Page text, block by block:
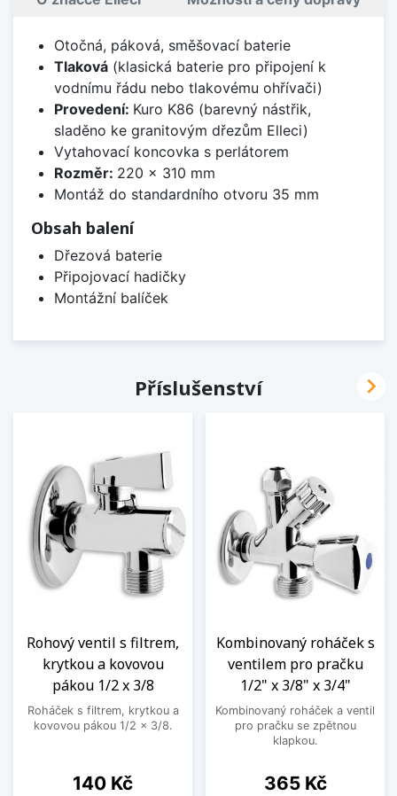
Otočná, páková, směšovací baterie
Tlaková(klasická baterie pro připojení k
vodnímu řádu nebo tlakovému ohřívači)
Provedení: Kuro K86 (barevný nástřik,
sladěno ke granitovým dřezům Elleci)
Vytahovací koncovka s perlátorem
Rozměr: 220 x 310 mm
Montáž do standardního otvoru 35 mm
Obsah balení
Dřezová baterie
Připojovací hadičky
Montážní balíček
Příslušenství
Rohový ventil s filtrem,
krytkou a kovovou
pákou 1/2 x 3/8
Roháček s filtrem, krytkou a
kovovou pákou 1/2 x 3/8.
Cena
140 Kč
Kombinovaný roháček s
ventilem pro pračku
1/2" x 3/8" x 3/4"
Kombinovaný roháček a ventil
pro pračku se zpětnou
klapkou.
Cena
365 Kč
